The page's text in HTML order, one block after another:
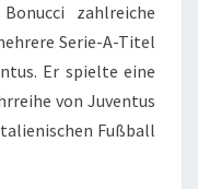
zahlreiche
Serie-A-Titel
Er spielte eine
von Juventus
Fußball